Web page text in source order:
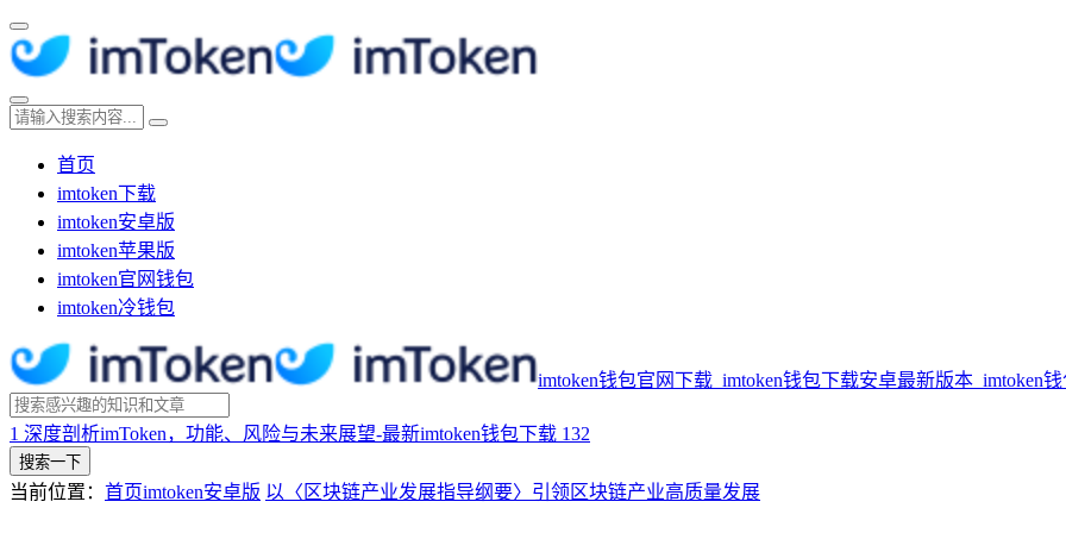
首页
imtoken下载
imtoken安卓版
imtoken苹果版
imtoken官网钱包
imtoken冷钱包
imtoken钱包官网下载_imtoken钱包下载安卓最新版本_imtoken
1 深度剖析imToken，功能、风险与未来展望-最新imtoken钱包下载 132
搜索一下
当前位置： 首页imtoken安卓版 以〈区块链产业发展指导纲要〉引领区块链产业高质量发展